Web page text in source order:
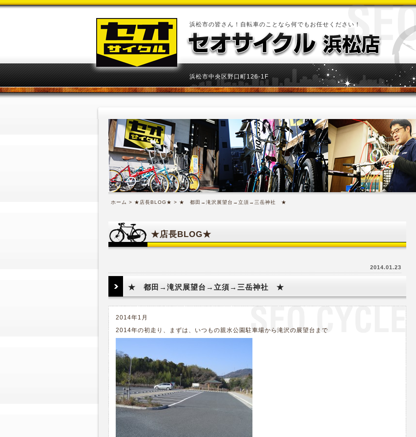
浜松市の皆さん！自転車のことなら何でもお任せください！
浜松市中央区野口町126-1F
ホーム > ★店長BLOG★ > ★ 都田→滝沢展望台→立須→三岳神社 ★
★店長BLOG★
2014.01.23
★ 都田→滝沢展望台→立須→三岳神社 ★
2014年1月
2014年の初走り、まずは、いつもの親水公園駐車場から滝沢の展望台まで